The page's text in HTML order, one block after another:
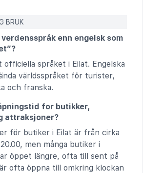
BRUK
enn engelsk som
officiella språket i Eilat. Engelska
världsspråket för turister,
och franska.
for butikker,
attraksjoner?
för butiker i Eilat är från cirka
men många butiker i
öppet längre, ofta till sent på
ofta öppna till omkring klockan